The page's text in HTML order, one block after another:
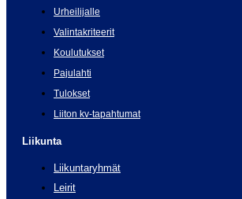
Urheilijalle
Valintakriteerit
Koulutukset
Pajulahti
Tulokset
Liiton kv-tapahtumat
Liikunta
Liikuntaryhmät
Leirit